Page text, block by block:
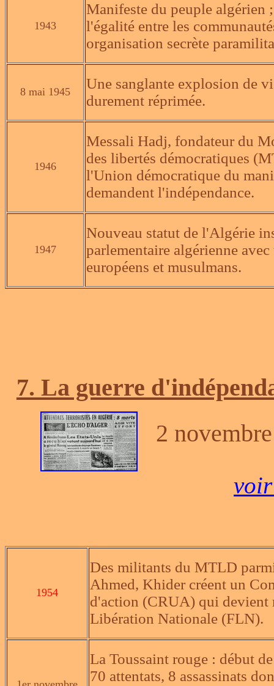
1943
Manifeste du peuple algérien
l'égalité entre les
organisation secrète
8 mai 1945
Une sanglante explosion de
durement réprimée.
1946
Messali Hadj, fondateur du
des libertés démocratiques
l'Union démocratique du
demandent l'indépendance.
1947
Nouveau statut de l'Algérie
parlementaire algérienne
européens et musulmans.
7. La guerre
2
1954
Des militants du MTLD
Ahmed, Khider créent un
d'action (CRUA) qui devient
Libération Nationale (FLN).
La Toussaint rouge : début
70 attentats, 8 assassinats